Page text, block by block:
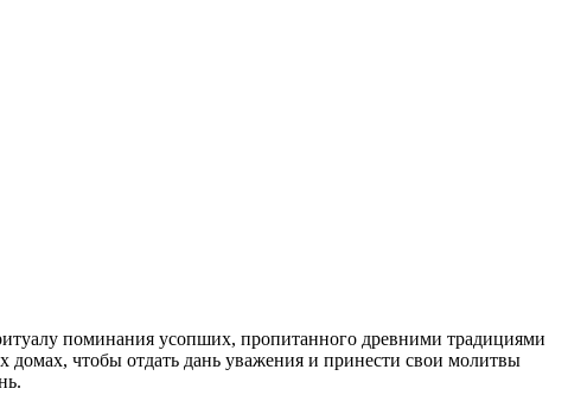
поминания усопших, пропитанного древними традициями
чтобы отдать дань уважения и принести свои молитвы